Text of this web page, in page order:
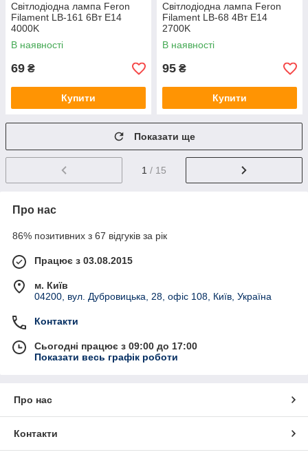
Світлодіодна лампа Feron
Filament LB-161 6Вт E14
4000K
В наявності
69 ₴
Купити
Світлодіодна лампа Feron
Filament LB-68 4Вт E14
2700K
В наявності
95 ₴
Купити
Показати ще
1 / 15
Про нас
86% позитивних з 67 відгуків за рік
Працює з 03.08.2015
м. Київ
04200, вул. Дубровицька, 28, офіс 108, Київ, Україна
Контакти
Сьогодні працює з 09:00 до 17:00
Показати весь графік роботи
Про нас
Контакти